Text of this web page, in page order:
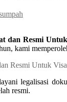
dan Resmi
kami
legalisasi
resmi.